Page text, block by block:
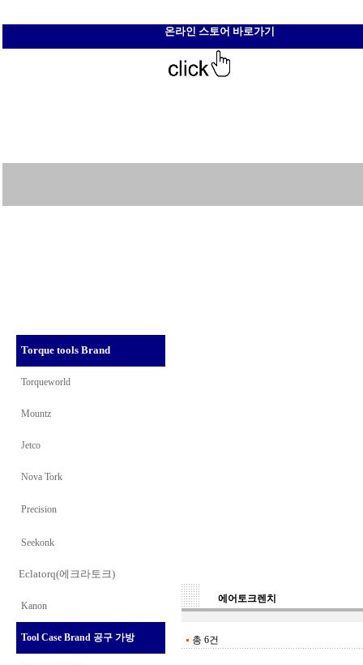
온라인 스토어 바로가기
Torque tools Brand
Torqueworld
Mountz
Jetco
Nova Tork
Precision
Seekonk
Eclatorq(에크라토크)
Kanon
Tool Case Brand 공구 가방
에어토크렌치
총 6건